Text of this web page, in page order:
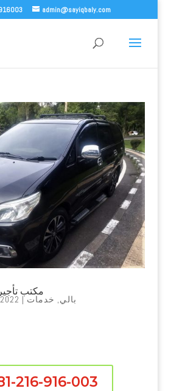
admin@sayiqbaly.com
مكتب
| بالي, خدمات
216-916-003